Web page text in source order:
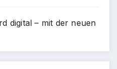
digital – mit der neuen